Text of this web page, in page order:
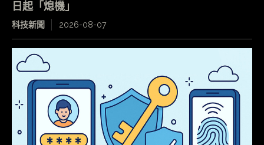
日起「熄機」
科技新聞 2026-08-07